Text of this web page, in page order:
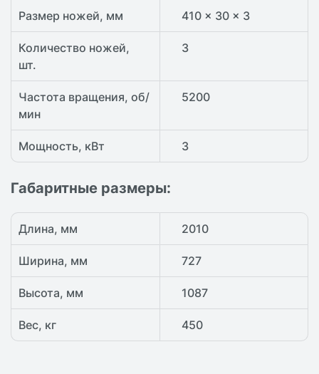
Размер ножей, мм 410 x 30 x 3
Количество ножей,
шт.
3
Частота вращения, об/
мин
5200
Мощность, кВт 3
Габаритные размеры:
Длина, мм 2010
Ширина, мм 727
Высота, мм 1087
Вес, кг 450